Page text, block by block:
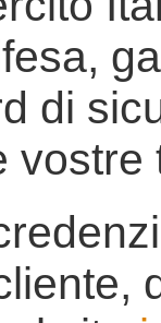
di
vostre